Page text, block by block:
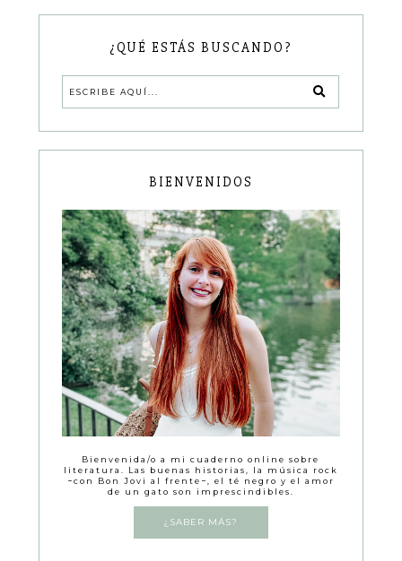
¿QUÉ ESTÁS BUSCANDO?
BIENVENIDOS
Bienvenida/o a mi cuaderno online sobre
literatura. Las buenas historias, la música rock
−con Bon Jovi al frente−, el té negro y el amor
de un gato son imprescindibles.
¿SABER MÁS?